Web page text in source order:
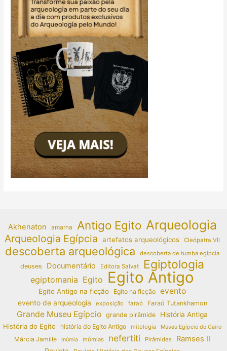
Akhenaton amarna Antigo Egito Arqueologia
Arqueologia Egípcia artefatos arqueológicos Cleópatra VII
descoberta arqueológica descoberta de tumba egípcia
deuses Documentário Editora Salvat Egiptologia
egiptomania Egito Egito Antigo
Egito Antigo na ficção Egito na ficção evento
evento de arqueologia exposição faraó Faraó Tutankhamon
Grande Museu Egípcio grande pirâmide
História Antiga
História do Egito
história do Egito Antigo mitologia Museu Egípcio do Cairo
Márcia Jamille múmia múmias nefertiti Pirâmides Ramses II